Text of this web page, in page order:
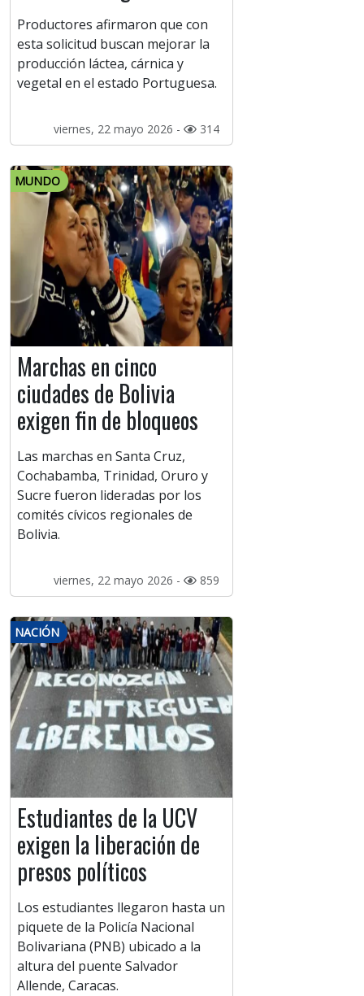
Productores afirmaron que con
esta solicitud buscan mejorar la
producción láctea, cárnica y
vegetal en el estado Portuguesa.
viernes, 22 mayo 2026 - 314
MUNDO
Marchas en cinco
ciudades de Bolivia
exigen fin de bloqueos
Las marchas en Santa Cruz,
Cochabamba, Trinidad, Oruro y
Sucre fueron lideradas por los
comités cívicos regionales de
Bolivia.
viernes, 22 mayo 2026 - 859
NACIÓN
Estudiantes de la UCV
exigen la liberación de
presos políticos
Los estudiantes llegaron hasta un
piquete de la Policía Nacional
Bolivariana (PNB) ubicado a la
altura del puente Salvador
Allende, Caracas.